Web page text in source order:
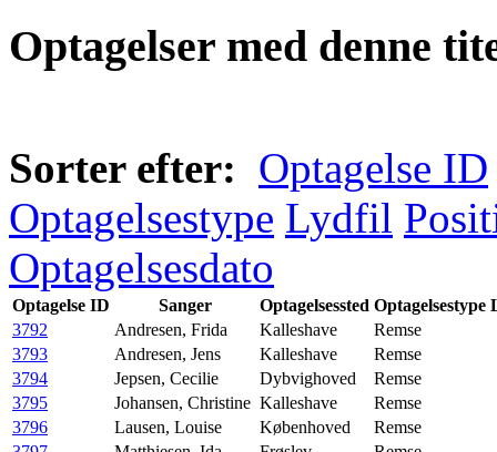
Optagelser med denne
Sorter efter: Optagelse ID
Optagelsestype Lydfil
Optagelsesdato
Optagelse ID Sanger Optagelsessted Optagelsestype
3792
Andresen, Frida Kalleshave
Remse
3793
Andresen, Jens Kalleshave
Remse
3794
Jepsen, Cecilie Dybvighoved
Remse
3795
Johansen, Christine Kalleshave
Remse
3796
Lausen, Louise Københoved
Remse